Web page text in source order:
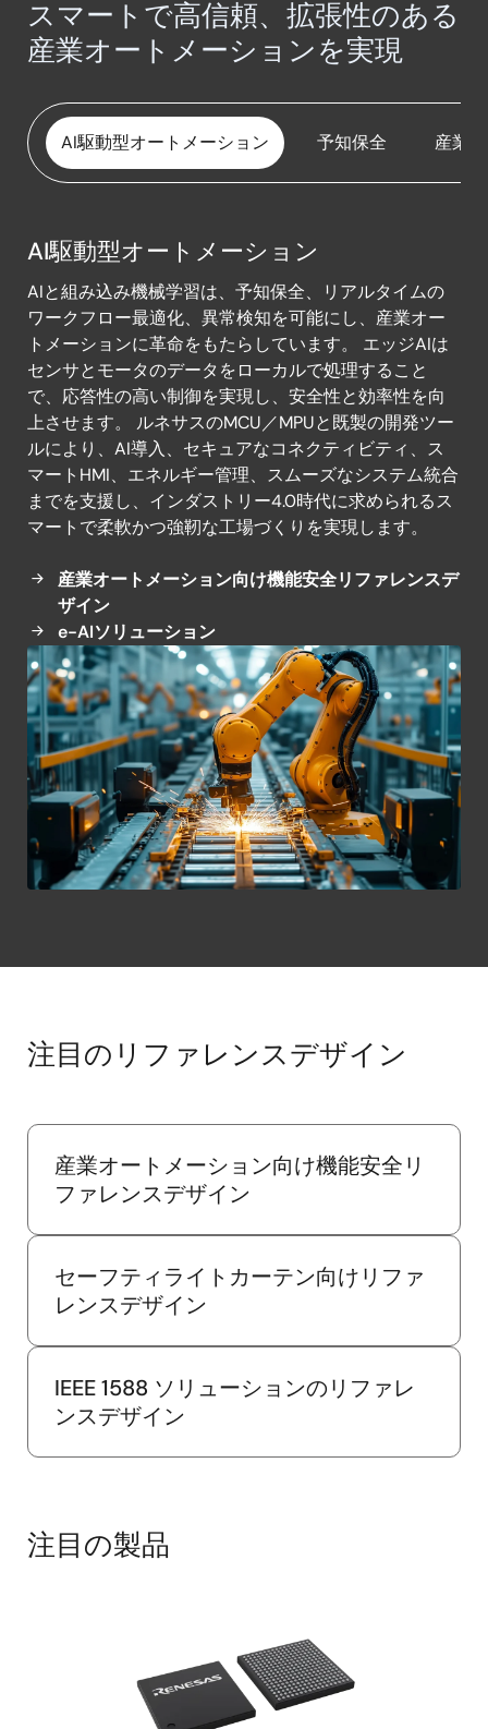
スマートターミナルバックアップ電源システム
セーフティドライブシステムを備えた機能安全ネ
トルク制御システム
プリンタ (PPC/MFP) 用パワーシーケンサ & I/Oエ
ペルチェ冷却および加熱ベスト
リモートUPS監視用の簡易ネットワーク管理プロト
コルカード
産業用ギガビットイーサネットシステムオンモジ
ュール
産業用プログラマブルロジックコントローラ (PLC)
産業用圧力制御システム
磁気浮上 (Maglev) コンベヤシステム
産業用機器制御に向けた4-20mA電流ループトラ
ンスミッタ
USBデータロガー
スマート水監視システム
デュアルニードルゲージ
ピラニ真空計
ワイヤレスマルチチャンネル絶縁型データロガー
ワイヤレス圧力センサ
工業用精密温度制御
産業用イーサネットゲートウェイとセンサシステ
ム
産業用イーサネット接続可能なIoTセンサハブ
産業用センサネットワーク
産業用計量スケール
スマートで高信頼、拡張性のある
産業オートメーションを実現
AI駆動型オートメーション 予知保全 産業
駆
動
型
オ
ー
ト
メ
ー
シ
ン
AI駆動型オートメーション
AIと組み込み機械学習は、予知保全、リアルタイムの
ワークフロー最適化、異常検知を可能にし、産業オー
トメーションに革命をもたらしています。 エッジAIは
センサとモータのデータをローカルで処理すること
で、応答性の高い制御を実現し、安全性と効率性を向
上させます。 ルネサスのMCU／MPUと既製の開発ツー
ルにより、AI導入、セキュアなコネクティビティ、ス
マートHMI、エネルギー管理、スムーズなシステム統合
までを支援し、インダストリー4.0時代に求められるス
マートで柔軟かつ強靭な工場づくりを実現します。
産業オートメーション向け機能安全リファレンスデ
ザイン
e-AIソリューション
注目のリファレンスデザイン
産業オートメーション向け機能安全リ
ファレンスデザイン
セーフティライトカーテン向けリファ
レンスデザイン
IEEE 1588 ソリューションのリファレ
ンスデザイン
注目の製品